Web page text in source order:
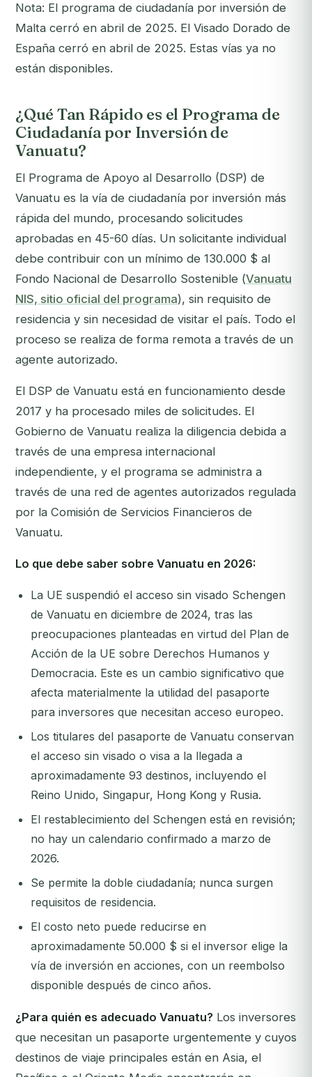
Nota: El programa de ciudadanía por inversión de
Malta cerró en abril de 2025. El Visado Dorado de
España cerró en abril de 2025. Estas vías ya no
están disponibles.
¿Qué Tan Rápido es el Programa de
Ciudadanía por Inversión de
Vanuatu?
El Programa de Apoyo al Desarrollo (DSP) de
Vanuatu es la vía de ciudadanía por inversión más
rápida del mundo, procesando solicitudes
aprobadas en 45-60 días. Un solicitante individual
debe contribuir con un mínimo de 130.000 $ al
Fondo Nacional de Desarrollo Sostenible (Vanuatu
NIS, sitio oficial del programa), sin requisito de
residencia y sin necesidad de visitar el país. Todo el
proceso se realiza de forma remota a través de un
agente autorizado.
El DSP de Vanuatu está en funcionamiento desde
2017 y ha procesado miles de solicitudes. El
Gobierno de Vanuatu realiza la diligencia debida a
través de una empresa internacional
independiente, y el programa se administra a
través de una red de agentes autorizados regulada
por la Comisión de Servicios Financieros de
Vanuatu.
Lo que debe saber sobre Vanuatu en 2026:
La UE suspendió el acceso sin visado Schengen
de Vanuatu en diciembre de 2024, tras las
preocupaciones planteadas en virtud del Plan de
Acción de la UE sobre Derechos Humanos y
Democracia. Este es un cambio significativo que
afecta materialmente la utilidad del pasaporte
para inversores que necesitan acceso europeo.
Los titulares del pasaporte de Vanuatu conservan
el acceso sin visado o visa a la llegada a
aproximadamente 93 destinos, incluyendo el
Reino Unido, Singapur, Hong Kong y Rusia.
El restablecimiento del Schengen está en revisión;
no hay un calendario confirmado a marzo de
2026.
Se permite la doble ciudadanía; nunca surgen
requisitos de residencia.
El costo neto puede reducirse en
aproximadamente 50.000 $ si el inversor elige la
vía de inversión en acciones, con un reembolso
disponible después de cinco años.
¿Para quién es adecuado Vanuatu? Los inversores
que necesitan un pasaporte urgentemente y cuyos
destinos de viaje principales están en Asia, el